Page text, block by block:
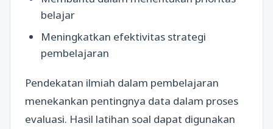
belajar
Meningkatkan efektivitas strategi
pembelajaran
Pendekatan ilmiah dalam pembelajaran
menekankan pentingnya data dalam proses
evaluasi. Hasil latihan soal dapat digunakan